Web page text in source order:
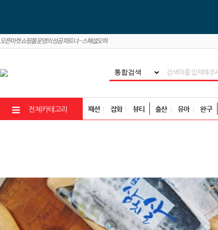
전체카테고리 패션 잡화 뷰티 출산 유아 완구